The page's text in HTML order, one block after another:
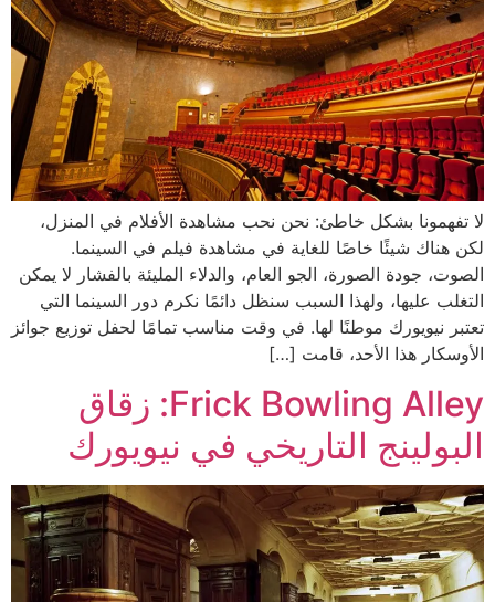
لا تفهمونا بشكل خاطئ: نحن نحب مشاهدة الأفلام في المنزل،
لكن هناك شيئًا خاصًا للغاية في مشاهدة فيلم في السينما.
الصوت، جودة الصورة، الجو العام، والدلاء المليئة بالفشار لا يمكن
التغلب عليها، ولهذا السبب سنظل دائمًا نكرم دور السينما التي
تعتبر نيويورك موطنًا لها. في وقت مناسب تمامًا لحفل توزيع جوائز
الأوسكار هذا الأحد، قامت […]
Frick Bowling Alley: زقاق
البولينج التاريخي في نيويورك